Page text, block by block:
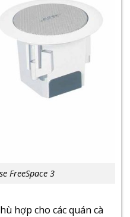
FreeSpace 3
hợp cho các quán cà